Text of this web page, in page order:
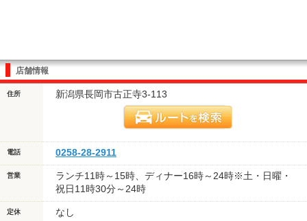
店舗情報
住所 新潟県長岡市古正寺3-113
電話 0258-28-2911
営業
ランチ11時～15時、ディナー16時～24時※土・日曜・
祝日11時30分～24時
定休 なし